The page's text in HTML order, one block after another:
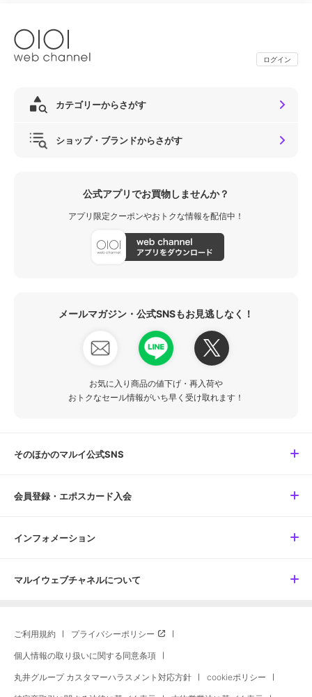
ログイン
カテゴリーからさがす
ショップ・ブランドからさがす
公式アプリでお買物しませんか？
アプリ限定クーポンやおトクな情報を配信中！
メールマガジン・公式SNSもお見逃しなく！
お気に入り商品の値下げ・再入荷や
おトクなセール情報がいち早く受け取れます！
そのほかのマルイ公式SNS
会員登録・エポスカード入会
インフォメーション
マルイウェブチャネルについて
ご利用規約 プライバシーポリシー
個人情報の取り扱いに関する同意条項
丸井グループ カスタマーハラスメント対応方針 cookieポリシー